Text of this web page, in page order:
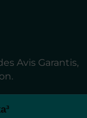
Avis Garantis,
.